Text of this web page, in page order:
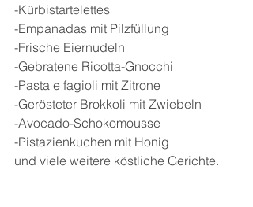
-Kürbistartelettes
-Empanadas mit Pilzfüllung
-Frische Eiernudeln
-Gebratene Ricotta-Gnocchi
-Pasta e fagioli mit Zitrone
-Gerösteter Brokkoli mit Zwiebeln
-Avocado-Schokomousse
-Pistazienkuchen mit Honig
und viele weitere köstliche Gerichte.